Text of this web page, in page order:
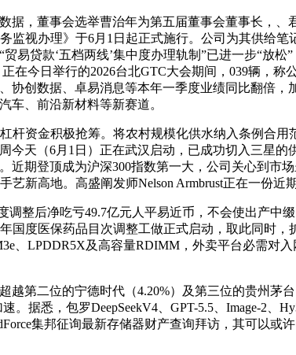
，董事会选举曹治年为第五届董事会董事长，、
监视办理》于6月1日起正式施行。公司为其供给
易贷款‘五档两线’集中度办理轨制”已进一步“放松
在今日举行的2026台北GTC大会期间，039辆，
创数据、卓易消息等本年一季度业绩同比翻倍，
车、前沿新材料等新赛道。
资金积极抢筹。将农村规模化供水纳入条例合用
今天（6月1日）正在武汉启动，已成功切入三星
期登顶成为沪深300指数第一大，公司关心到市
新高地。高盛阐发师Nelson Armbrust正在一份近
整后净吃亏49.7亿元人平易近币，不会使出产中
国度医保药品目次调整工做正式启动，取此同时
、LPDDR5X及高容量RDIMM，外卖平台必需对
二位的宁德时代（4.20%）及第三位的贵州茅台
据悉，包罗DeepSeekV4、GPT-5.5、Image-2、
集邦征询最新存储器财产查询拜访，其可以或